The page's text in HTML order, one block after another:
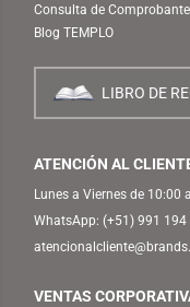
Consulta de
Blog TEMPLO
LIBRO DE
ATENCIÓN AL
Lunes a Viernes de 10:00
WhatsApp: (+51) 991 194
VENTAS